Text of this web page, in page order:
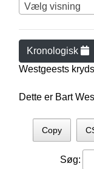
Vælg visning
Kronologisk
Westgeests kryds
Dette er Bart
Copy
Søg: